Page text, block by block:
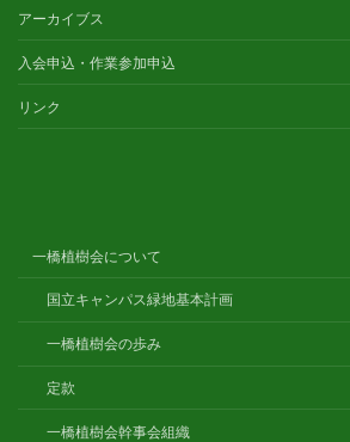
アーカイブス
入会申込・作業参加申込
リンク
一橋植樹会について
国立キャンパス緑地基本計画
一橋植樹会の歩み
定款
一橋植樹会幹事会組織